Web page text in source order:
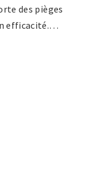
des pièges
efficacité.…